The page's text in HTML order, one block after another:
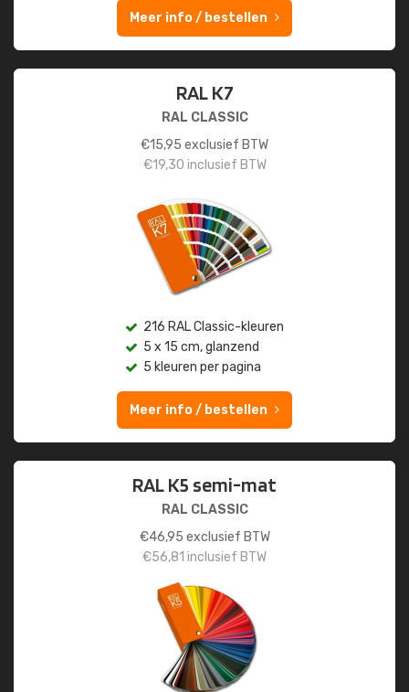
Meer info / bestellen
RAL K7
RAL CLASSIC
€15,95 exclusief BTW
€19,30 inclusief BTW
216 RAL Classic-kleuren
5 x 15 cm, glanzend
5 kleuren per pagina
Meer info / bestellen
RAL K5 semi-mat
RAL CLASSIC
€46,95 exclusief BTW
€56,81 inclusief BTW